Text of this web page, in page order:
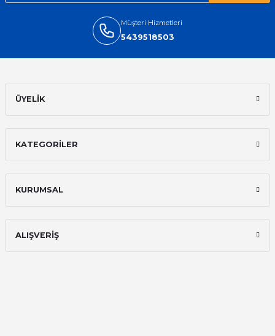
Müşteri Hizmetleri
5439518503
ÜYELİK
KATEGORİLER
KURUMSAL
ALIŞVERİŞ